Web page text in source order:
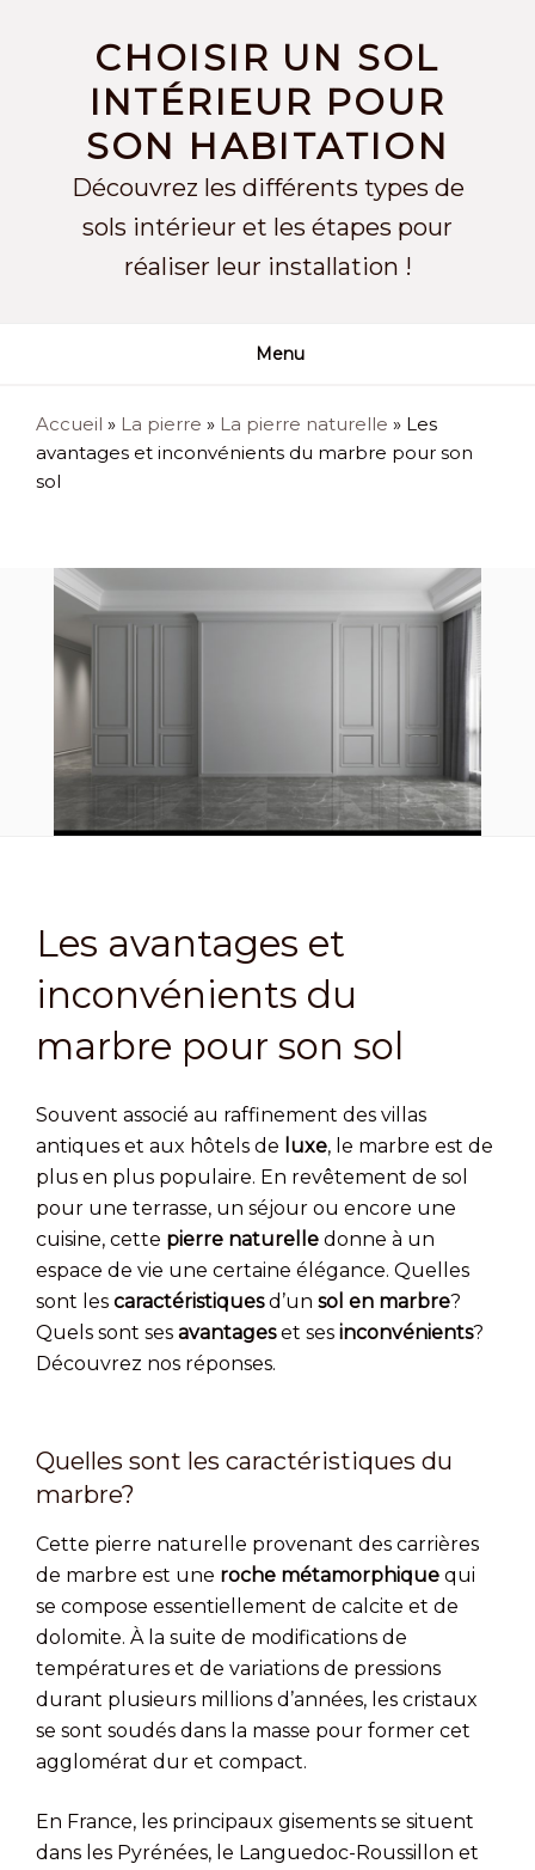
CHOISIR UN SOL
INTÉRIEUR POUR
SON HABITATION
Découvrez les différents types de
sols intérieur et les étapes pour
réaliser leur installation !
Menu
Accueil » La pierre » La pierre naturelle » Les
avantages et inconvénients du marbre pour son
sol
Les avantages et
inconvénients du
marbre pour son sol
Souvent associé au raffinement des villas
antiques et aux hôtels de luxe, le marbre est de
plus en plus populaire. En revêtement de sol
pour une terrasse, un séjour ou encore une
cuisine, cette pierre naturelle donne à un
espace de vie une certaine élégance. Quelles
sont les caractéristiquesd’un sol en marbre?
Quels sont ses avantageset ses inconvénients?
Découvrez nos réponses.
Quelles sont les caractéristiques du
marbre?
Cette pierre naturelle provenant des carrières
de marbre est une roche métamorphique qui
se compose essentiellement de calcite et de
dolomite. À la suite de modifications de
températures et de variations de pressions
durant plusieurs millions d’années, les cristaux
se sont soudés dans la masse pour former cet
agglomérat dur et compact.
En France, les principaux gisements se situent
dans les Pyrénées, le Languedoc-Roussillon et